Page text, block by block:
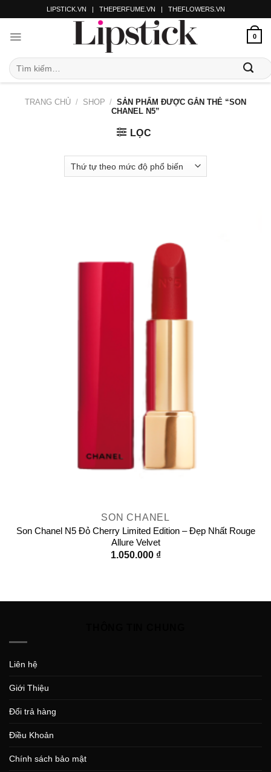
LIPSTICK.VN | THEPERFUME.VN | THEFLOWERS.VN
0
TRANG CHỦ / SHOP / SẢN PHẨM ĐƯỢC GẮN THẺ “SON
CHANEL N5”
LỌC
SON CHANEL
Son Chanel N5 Đỏ Cherry Limited Edition – Đẹp Nhất Rouge
Allure Velvet
1.050.000 ₫
Liên hệ
Giới Thiệu
Đổi trả hàng
Điều Khoản
Chính sách bảo mật